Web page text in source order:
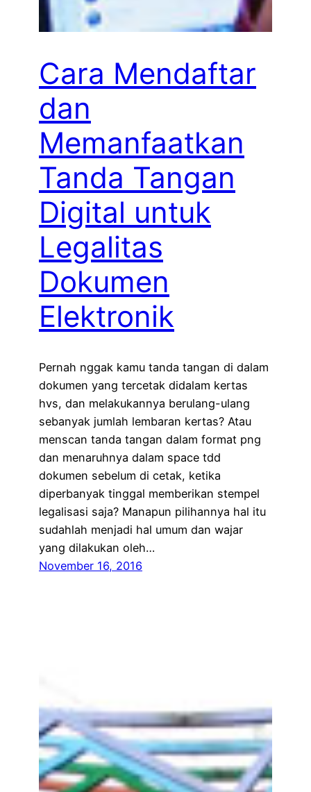
Cara Mendaftar
dan
Memanfaatkan
Tanda Tangan
Digital untuk
Legalitas
Dokumen
Elektronik
Pernah nggak kamu tanda tangan di dalam
dokumen yang tercetak didalam kertas
hvs, dan melakukannya berulang-ulang
sebanyak jumlah lembaran kertas? Atau
menscan tanda tangan dalam format png
dan menaruhnya dalam space tdd
dokumen sebelum di cetak, ketika
diperbanyak tinggal memberikan stempel
legalisasi saja? Manapun pilihannya hal itu
sudahlah menjadi hal umum dan wajar
yang dilakukan oleh…
November 16, 2016